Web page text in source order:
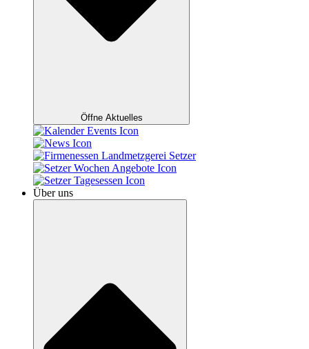
Öffne Aktuelles
Über uns